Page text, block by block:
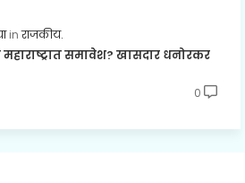
राजकीय.
महाराष्ट्रात समावेश? खासदार धनोरकर
0